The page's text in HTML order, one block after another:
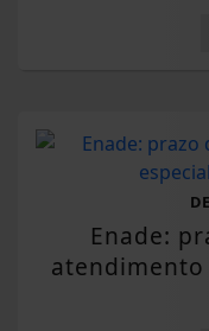
Enade: